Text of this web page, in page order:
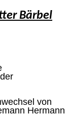
Bärbel
von
Hermann